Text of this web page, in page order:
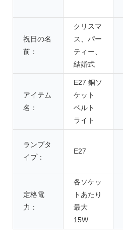
祝日の名
前：
クリスマ
ス、パー
ティー、
結婚式
アイテム
名：
E27 銅ソ
ケット
ベルト
ライト
ランプタ
イプ：
E27
定格電
力：
各ソケッ
トあたり
最大
15W